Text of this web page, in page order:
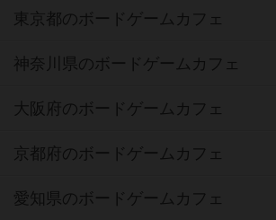
東京都のボードゲームカフェ
神奈川県のボードゲームカフェ
大阪府のボードゲームカフェ
京都府のボードゲームカフェ
愛知県のボードゲームカフェ